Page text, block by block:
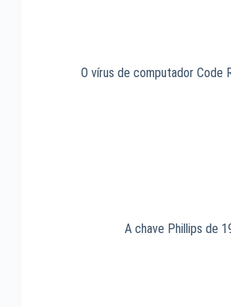
O vírus de computador Code
A chave Phillips de